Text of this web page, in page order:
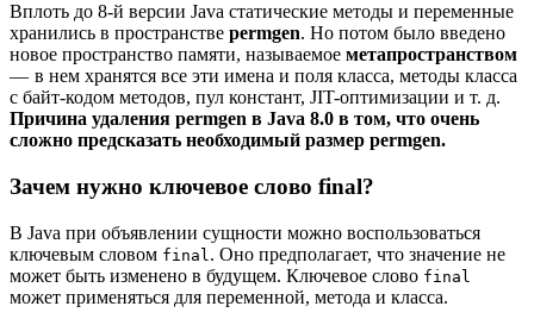
Вплоть до 8-й версии Java статические методы и переменные
хранились в пространстве permgen. Но потом было введено
новое пространство памяти, называемое метапространством
— в нем хранятся все эти имена и поля класса, методы класса
с байт-кодом методов, пул констант, JIT-оптимизации и т. д.
Причина удаления permgen в Java 8.0 в том, что очень
сложно предсказать необходимый размер permgen.
Зачем нужно ключевое слово final?
В Java при объявлении сущности можно воспользоваться
ключевым словом final . Оно предполагает, что значение не
может быть изменено в будущем. Ключевое слово final
может применяться для переменной, метода и класса.